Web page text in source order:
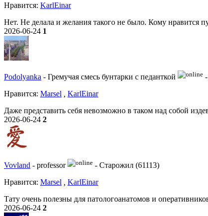
Нравитcя: KarlEinar
Нет. Не делала и желания такого не было. Кому нравится
2026-06-24 1
Podolyanka - Гремучая смесь бунтарки с педанткой -
Нравитcя: Marsel
KarlEinar
Даже представить себя невозможно в таком над собой
2026-06-24 2
Vovland - professor - Старожил (61113)
Нравитcя: Marsel , KarlEinar
Тату очень полезны для патологоанатомов и
2026-06-24 2